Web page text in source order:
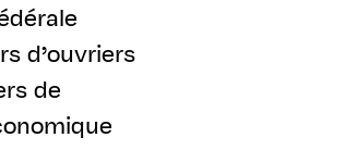
d’ouvriers
de